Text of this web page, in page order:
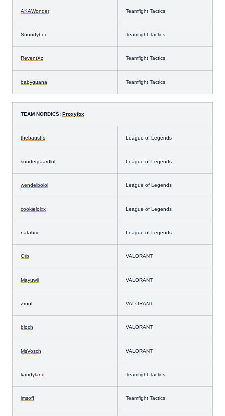
AKAWonder Teamfight Tactics
Snoodyboo Teamfight Tactics
ReventXz Teamfight Tactics
babyguana Teamfight Tactics
TEAM NORDICS: Proxyfox
thebausffs League of Legends
sondergaardlol League of Legends
wendelbolol League of Legends
cookielolxx League of Legends
natahrie League of Legends
Orb VALORANT
Mayuwii VALORANT
Zrool VALORANT
bloch VALORANT
MsVosch VALORANT
kandyland Teamfight Tactics
imsoff Teamfight Tactics